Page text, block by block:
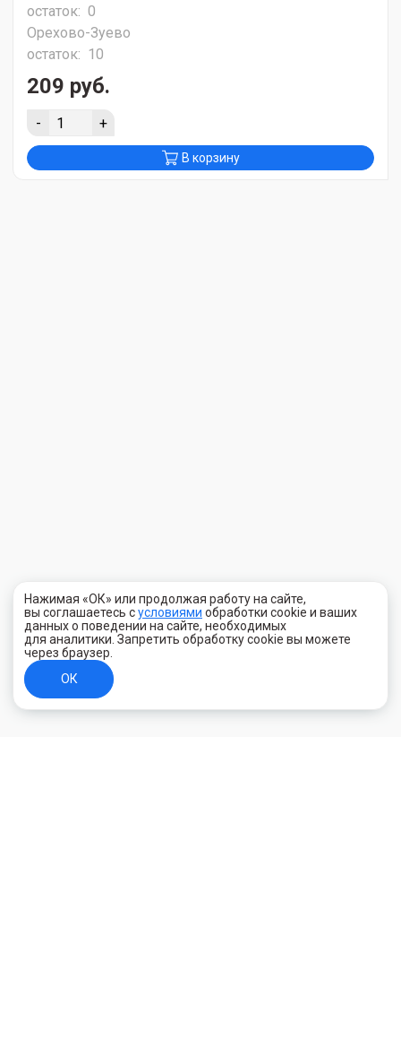
остаток: 0
Орехово-Зуево
остаток: 10
209 руб.
- +
В корзину
Нажимая «ОК» или продолжая работу на сайте,
вы соглашаетесь сусловиями обработки cookie и ваших
данных о поведении на сайте, необходимых
для аналитики. Запретить обработку cookie вы можете
через браузер.
ОК